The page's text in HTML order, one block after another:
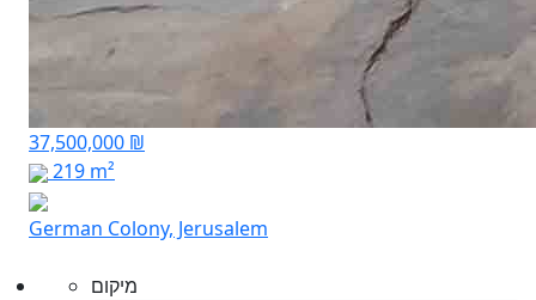
37,500,000 ₪
219 m²
German Colony, Jerusalem
מיקום